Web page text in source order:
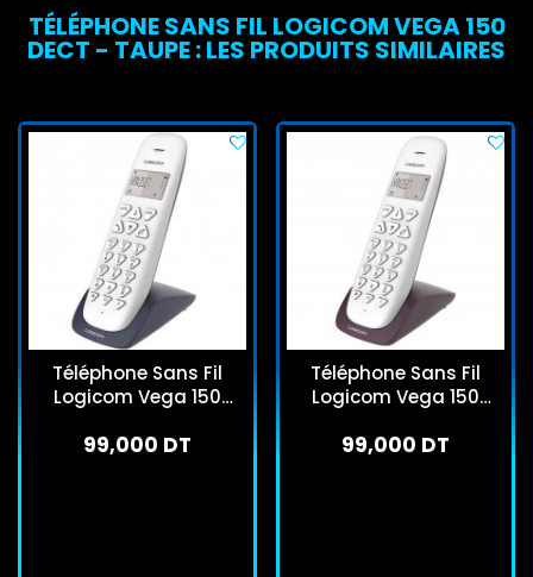
TÉLÉPHONE SANS FIL LOGICOM VEGA 150
DECT - TAUPE : LES PRODUITS SIMILAIRES
Téléphone Sans Fil
Logicom Vega 150
99,000 DT
Téléphone Sans Fil
Logicom Vega 150
99,000 DT